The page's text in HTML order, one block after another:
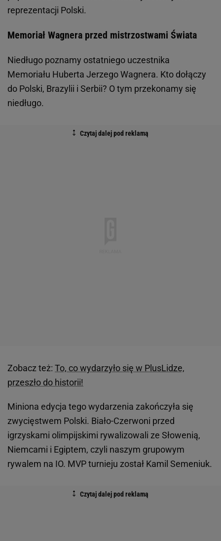
reprezentacji Polski.
Memoriał Wagnera przed mistrzostwami Świata
Niedługo poznamy ostatniego uczestnika
Memoriału Huberta Jerzego Wagnera. Kto dołączy
do Polski, Brazylii i Serbii? O tym przekonamy się
niedługo.
Zobacz też: To, co wydarzyło się w PlusLidze,
przeszło do historii!
Miniona edycja tego wydarzenia zakończyła się
zwycięstwem Polski. Biało-Czerwoni przed
igrzyskami olimpijskimi rywalizowali ze Słowenią,
Niemcami i Egiptem, czyli naszym grupowym
rywalem na IO. MVP turnieju został Kamil Semeniuk.